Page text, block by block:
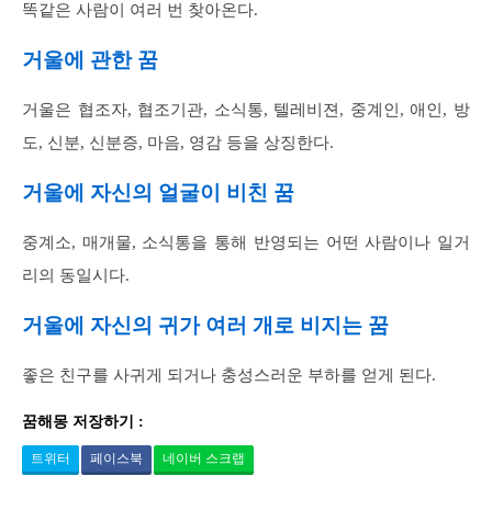
똑같은 사람이 여러 번 찾아온다.
거울에 관한 꿈
거울은 협조자, 협조기관, 소식통, 텔레비젼, 중계인, 애인, 방
도, 신분, 신분증, 마음, 영감 등을 상징한다.
거울에 자신의 얼굴이 비친 꿈
중계소, 매개물, 소식통을 통해 반영되는 어떤 사람이나 일거
리의 동일시다.
거울에 자신의 귀가 여러 개로 비지는 꿈
좋은 친구를 사귀게 되거나 충성스러운 부하를 얻게 된다.
꿈해몽 저장하기 :
트위터 페이스북 네이버 스크랩